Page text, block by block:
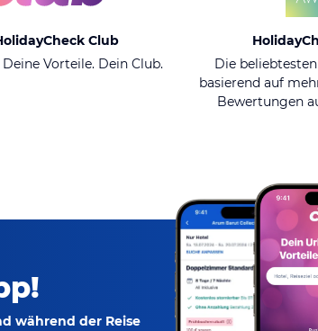
Club
Vorteile. Dein Club.
Die
basierend auf
Bewertungen
während der Reise